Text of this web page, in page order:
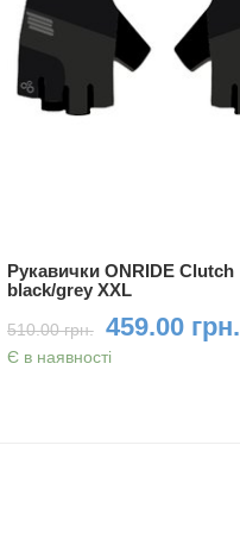
Рукавички ONRIDE Clutch
black/grey XXL
510.00 грн. 459.00 грн.
Є в наявності